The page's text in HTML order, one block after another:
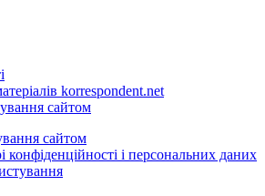
korrespondent.net
сайтом
сайтом
конфіденційності і персональних даних